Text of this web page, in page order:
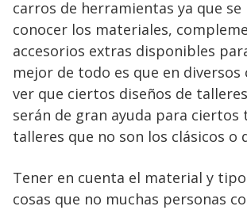
carros de herramientas ya que se
conocer los materiales,
accesorios extras disponibles
mejor de todo es que en diversos
ver que ciertos diseños de
serán de gran ayuda para ciertos
talleres que no son los clásicos o
Tener en cuenta el material y
cosas que no muchas personas